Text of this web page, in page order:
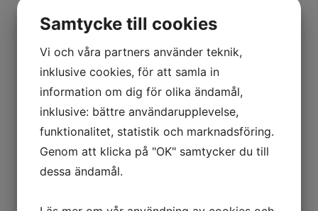
Elfil och Bits Nc
Verktyg och Tillbehör NC
Handkräm
Lampor
Nagelolja Nc
3D Plasticine Gel
Solarium
Marc Inbane Tanning
Vani-T
Nordic Tan
Nagelolja
Samtycke till cookies
Vi och våra partners använder teknik,
inklusive cookies, för att samla in
information om dig för olika ändamål,
inklusive: bättre användarupplevelse,
funktionalitet, statistik och marknadsföring.
Genom att klicka på "OK" samtycker du till
dessa ändamål.